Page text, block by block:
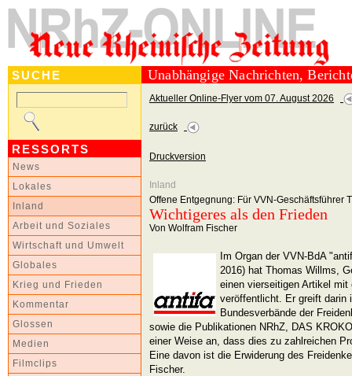
SUCHE
RESSORTS
News
Lokales
Inland
Arbeit und Soziales
Wirtschaft und Umwelt
Globales
Krieg und Frieden
Kommentar
Glossen
Medien
Filmclips
Unabhängige Nachrichten,
Aktueller Online-Flyer vom 07. August 2026
zurück
Druckversion
Inland
Offene Entgegnung: Für VVN-Geschäftsführer
Wichtigeres als den Frieden
Von Wolfram Fischer
Im Organ der VVN-BdA
2016) hat Thomas Willms,
einen vierseitigen Artikel
veröffentlicht. Er greift darin
Bundesverbände der
sowie die Publikationen NRhZ, DAS
einer Weise an, dass dies zu zahlreichen
Eine davon ist die Erwiderung des
Fischer.